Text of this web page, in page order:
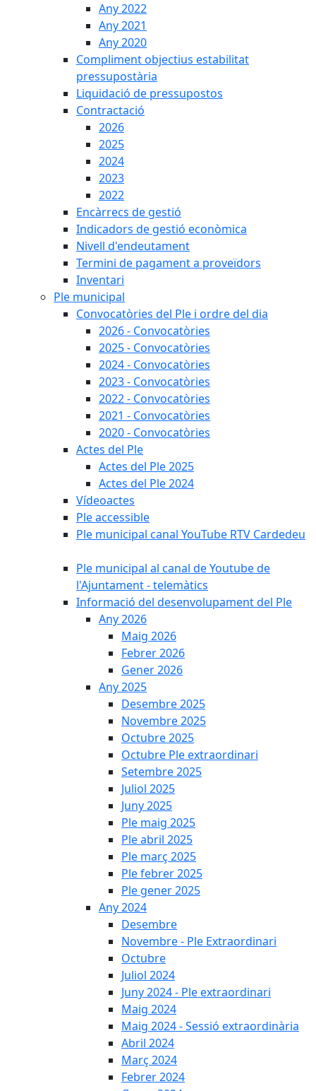
Any 2022
Any 2021
Any 2020
Compliment objectius estabilitat
pressupostària
Liquidació de pressupostos
Contractació
2026
2025
2024
2023
2022
Encàrrecs de gestió
Indicadors de gestió econòmica
Nivell d'endeutament
Termini de pagament a proveïdors
Inventari
Ple municipal
Convocatòries del Ple i ordre del dia
2026 - Convocatòries
2025 - Convocatòries
2024 - Convocatòries
2023 - Convocatòries
2022 - Convocatòries
2021 - Convocatòries
2020 - Convocatòries
Actes del Ple
Actes del Ple 2025
Actes del Ple 2024
Vídeoactes
Ple accessible
Ple municipal canal YouTube RTV Cardedeu
Ple municipal al canal de Youtube de
l'Ajuntament - telemàtics
Informació del desenvolupament del Ple
Any 2026
Maig 2026
Febrer 2026
Gener 2026
Any 2025
Desembre 2025
Novembre 2025
Octubre 2025
Octubre Ple extraordinari
Setembre 2025
Juliol 2025
Juny 2025
Ple maig 2025
Ple abril 2025
Ple març 2025
Ple febrer 2025
Ple gener 2025
Any 2024
Desembre
Novembre - Ple Extraordinari
Octubre
Juliol 2024
Juny 2024 - Ple extraordinari
Maig 2024
Maig 2024 - Sessió extraordinària
Abril 2024
Març 2024
Febrer 2024